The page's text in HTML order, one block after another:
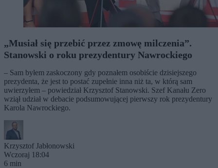
„Musiał się przebić przez zmowę milczenia”.
Stanowski o roku prezydentury Nawrockiego
– Sam byłem zaskoczony gdy poznałem osobiście dzisiejszego
prezydenta, że jest to postać zupełnie inna niż ta, w którą sam
uwierzyłem – powiedział Krzysztof Stanowski. Szef Kanału Zero
wziął udział w debacie podsumowującej pierwszy rok prezydentury
Karola Nawrockiego.
Krzysztof Jabłonowski
Wczoraj 18:04
6 min